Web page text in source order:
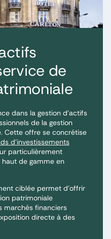
de
dans la gestion d’actifs
de la gestion
Cette offre se concrétise
d’investissements
particulièrement
haut de gamme en
ciblée permet d’offrir
patrimoniale
marchés financiers
directe à des